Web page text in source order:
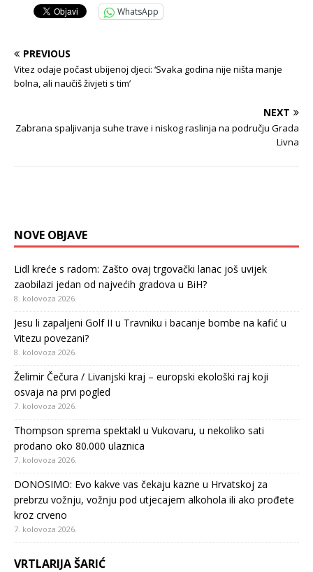
WhatsApp
PREVIOUS
Vitez odaje počast ubijenoj djeci: ‘Svaka godina nije ništa manje
bolna, ali naučiš živjeti s tim’
NEXT
Zabrana spaljivanja suhe trave i niskog raslinja na području Grada
Livna
NOVE OBJAVE
Lidl kreće s radom: Zašto ovaj trgovački lanac još uvijek
zaobilazi jedan od najvećih gradova u BiH?
8. kolovoza 2026.
Jesu li zapaljeni Golf II u Travniku i bacanje bombe na kafić u
Vitezu povezani?
8. kolovoza 2026.
Želimir Čečura / Livanjski kraj – europski ekološki raj koji
osvaja na prvi pogled
7. kolovoza 2026.
Thompson sprema spektakl u Vukovaru, u nekoliko sati
prodano oko 80.000 ulaznica
7. kolovoza 2026.
DONOSIMO: Evo kakve vas čekaju kazne u Hrvatskoj za
prebrzu vožnju, vožnju pod utjecajem alkohola ili ako prođete
kroz crveno
7. kolovoza 2026.
VRTLARIJA ŠARIĆ